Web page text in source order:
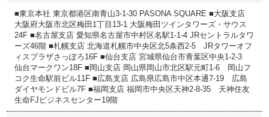
■東京本社 東京都港区南青山3-1-30 PASONA SQUARE ■大阪支店
大阪府大阪市北区梅田1丁目13-1 大阪梅田ツインタワーズ・サウス
24F ■名古屋支店 愛知県名古屋市中村区名駅1-1-4 JRセントラルタワ
ーズ46階 ■札幌支店 北海道札幌市中央区北5条西2-5 JRタワーオフ
ィスプラザさっぽろ16F ■仙台支店 宮城県仙台市青葉区中央1-2-3
仙台マークワン18F ■岡山支店 岡山県岡山市北区駅元町1-6 岡山フ
コク生命駅前ビル11F ■広島支店 広島県広島市中区本通7-19 広島
ダイヤモンドビル7F ■福岡支店 福岡市中央区天神2-8-35 天神住友
生命FJビジネスセンター19階